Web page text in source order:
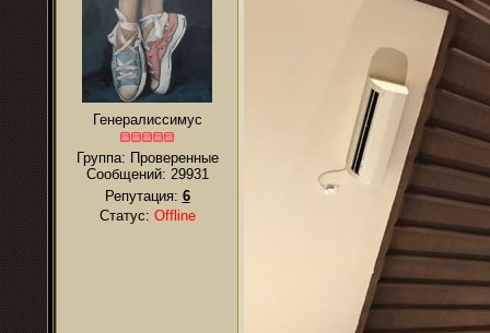
Генералиссимус
Группа: Проверенные
Сообщений: 29931
Репутация: 6
Статус: Offline